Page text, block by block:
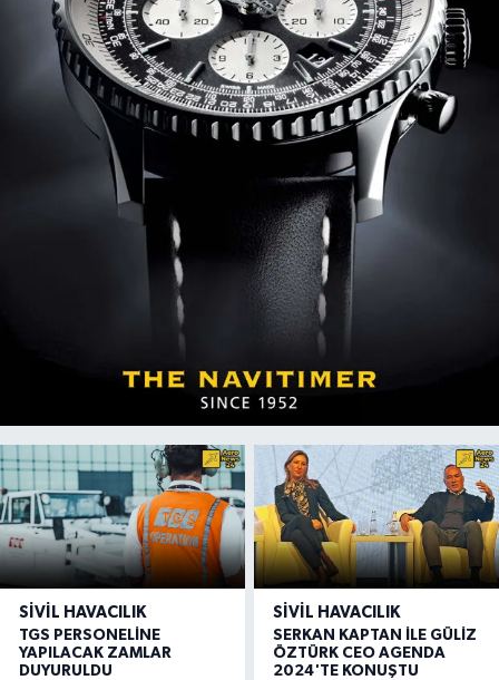
SIVIL HAVACILIK
TGS PERSONELİNE
YAPILACAK ZAMLAR
DUYURULDU
SIVIL HAVACILIK
SERKAN KAPTAN İLE GÜLİZ
ÖZTÜRK CEO AGENDA
2024'TE KONUŞTU